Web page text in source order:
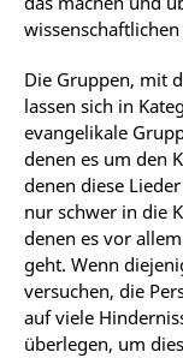
Die Gruppen, mit
lassen sich in
evangelikale
denen es um den
denen diese
nur schwer in die
denen es vor
geht. Wenn
versuchen, die
auf viele
überlegen, um